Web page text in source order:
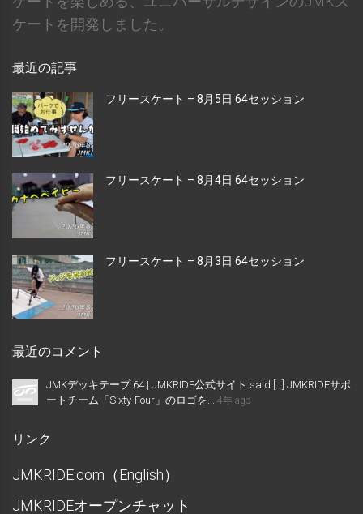
ケートを開発しました。
最近の記事
フリースケート – 8月5日 64セッション
フリースケート – 8月4日 64セッション
フリースケート – 8月3日 64セッション
最近のコメント
JMKデッキテープ 64 | JMKRIDE公式サイト said […] JMKRIDEサポ
ートチーム「Sixty-Four」のロゴを...
4年 ago
リンク
JMKRIDE.com（English）
JMKRIDEオープンチャット